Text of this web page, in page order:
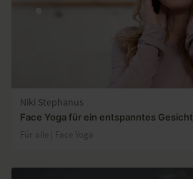
Niki Stephanus
Face Yoga für ein entspanntes Gesicht
Für alle | Face Yoga